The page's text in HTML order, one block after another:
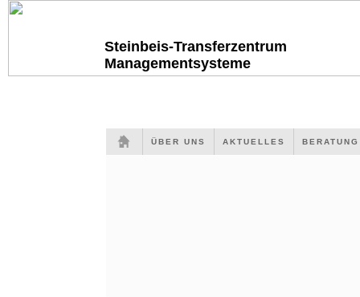
Steinbeis-Transferzentrum
Managementsysteme
ÜBER UNS AKTUELLES